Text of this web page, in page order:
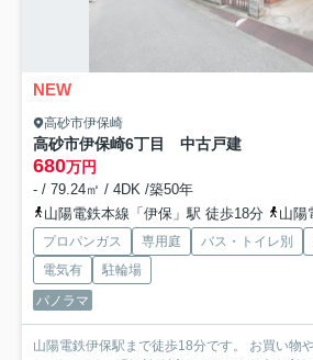
NEW
高砂市伊保崎
高砂市伊保崎6丁目 中古戸建
680万円
- / 79.24㎡ / 4DK /築50年
山陽電鉄本線「伊保」駅 徒歩18分
山陽電
プロパンガス 専用庭 バス・トイレ別
電気有
駐輪場
パノラマ
山陽電鉄伊保駅まで徒歩18分です。 お買い物